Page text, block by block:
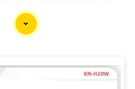
không dây WiFi. - Tích hợp
thông minh. - Phù hợp để theo
- Hỗ trợ chống ngược sáng kỹ